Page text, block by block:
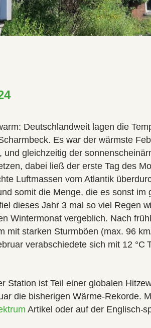
Deutschlandweit lagen die
Es war der wärmste
gleichzeitig der
dabei ließ der erste Tag des
Luftmassen vom Atlantik
somit die Menge, die es sonst im
dieses Jahr 3 mal so viel Regen
Wintermonat vergeblich. Nach
mit starken Sturmböen (max. 96
verabschiedete sich mit 12 °C
Station ist Teil einer globalen
die bisherigen Wärme-Rekorde.
Artikel oder auf der Englisch-